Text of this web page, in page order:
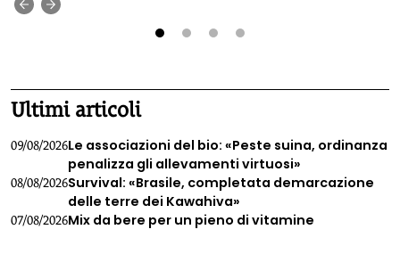
Ultimi articoli
09/08/2026Le associazioni del bio: «Peste suina, ordinanza
penalizza gli allevamenti virtuosi»
08/08/2026Survival: «Brasile, completata demarcazione
delle terre dei Kawahiva»
07/08/2026Mix da bere per un pieno di vitamine